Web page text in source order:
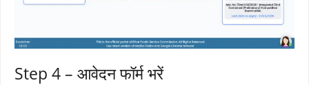
Step 4 – आवेदन फॉर्म भरें